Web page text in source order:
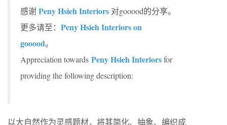
感谢Peny Hsieh Interiors 对gooood的分享。
更多请至： Peny Hsieh Interiors on
gooood。
Appreciation towards Peny Hsieh Interiorsfor
providing the following description:
以大自然作为灵感题材，将其简化、抽象、编织成